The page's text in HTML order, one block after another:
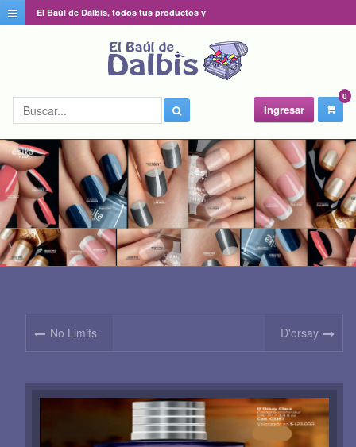
El Baúl de Dalbis, todos tus productos y
0
Ingresar
No Limits D'orsay